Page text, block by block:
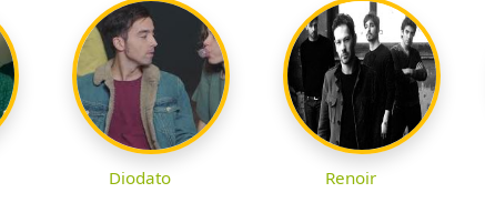
Diodato Renoir